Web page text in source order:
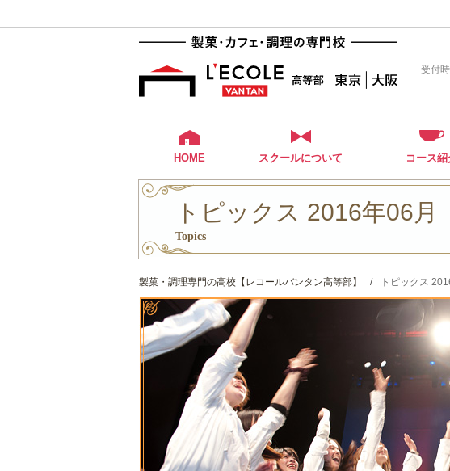
受付
HOME スクールについて コース紹
トピックス 2016年06月
Topics
製菓・調理専門の高校【レコールバンタン高等部】 / トピックス